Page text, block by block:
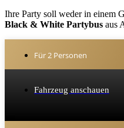
Ihre Party soll weder in einem
Black & White Partybus aus
Für 2 Personen
Fahrzeug anschauen